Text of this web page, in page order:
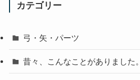
カテゴリー
弓・矢・パーツ
昔々、こんなことがありました。